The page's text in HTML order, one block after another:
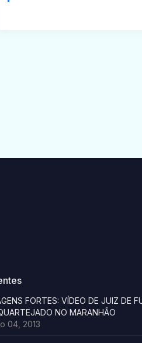
FORTES: VÍDEO DE JUIZ DE
NO MARANHÃO
04, 2013